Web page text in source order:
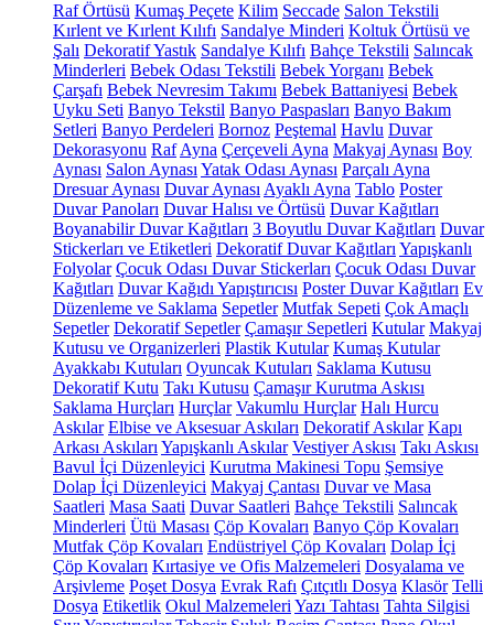
Raf Örtüsü Kumaş Peçete Kilim Seccade Salon Tekstili
Kırlent ve Kırlent Kılıfı Sandalye Minderi Koltuk Örtüsü ve
Şalı Dekoratif Yastık Sandalye Kılıfı Bahçe Tekstili Salıncak
Minderleri Bebek Odası Tekstili Bebek Yorganı Bebek
Çarşafı Bebek Nevresim Takımı Bebek Battaniyesi Bebek
Uyku Seti Banyo Tekstil Banyo Paspasları Banyo Bakım
Setleri Banyo Perdeleri Bornoz Peştemal Havlu Duvar
Dekorasyonu Raf Ayna Çerçeveli Ayna Makyaj Aynası Boy
Aynası Salon Aynası Yatak Odası Aynası Parçalı Ayna
Dresuar Aynası Duvar Aynası Ayaklı Ayna Tablo Poster
Duvar Panoları Duvar Halısı ve Örtüsü Duvar Kağıtları
Boyanabilir Duvar Kağıtları 3 Boyutlu Duvar Kağıtları Duvar
Stickerları ve Etiketleri Dekoratif Duvar Kağıtları Yapışkanlı
Folyolar Çocuk Odası Duvar Stickerları Çocuk Odası Duvar
Kağıtları Duvar Kağıdı Yapıştırıcısı Poster Duvar Kağıtları Ev
Düzenleme ve Saklama Sepetler Mutfak Sepeti Çok Amaçlı
Sepetler Dekoratif Sepetler Çamaşır Sepetleri Kutular Makyaj
Kutusu ve Organizerleri Plastik Kutular Kumaş Kutular
Ayakkabı Kutuları Oyuncak Kutuları Saklama Kutusu
Dekoratif Kutu Takı Kutusu Çamaşır Kurutma Askısı
Saklama Hurçları Hurçlar Vakumlu Hurçlar Halı Hurcu
Askılar Elbise ve Aksesuar Askıları Dekoratif Askılar Kapı
Arkası Askıları Yapışkanlı Askılar Vestiyer Askısı Takı Askısı
Bavul İçi Düzenleyici Kurutma Makinesi Topu Şemsiye
Dolap İçi Düzenleyici Makyaj Çantası Duvar ve Masa
Saatleri Masa Saati Duvar Saatleri Bahçe Tekstili Salıncak
Minderleri Ütü Masası Çöp Kovaları Banyo Çöp Kovaları
Mutfak Çöp Kovaları Endüstriyel Çöp Kovaları Dolap İçi
Çöp Kovaları Kırtasiye ve Ofis Malzemeleri Dosyalama ve
Arşivleme Poşet Dosya Evrak Rafı Çıtçıtlı Dosya Klasör Telli
Dosya Etiketlik Okul Malzemeleri Yazı Tahtası Tahta Silgisi